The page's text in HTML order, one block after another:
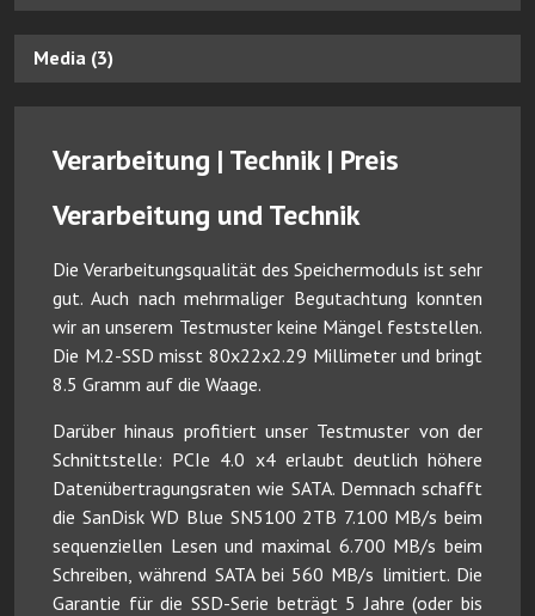
Media (3)
Verarbeitung | Technik | Preis
Verarbeitung und Technik
Die Verarbeitungsqualität des Speichermoduls ist sehr
gut. Auch nach mehrmaliger Begutachtung konnten
wir an unserem Testmuster keine Mängel feststellen.
Die M.2-SSD misst 80x22x2.29 Millimeter und bringt
8.5 Gramm auf die Waage.
Darüber hinaus profitiert unser Testmuster von der
Schnittstelle: PCIe 4.0 x4 erlaubt deutlich höhere
Datenübertragungsraten wie SATA. Demnach schafft
die SanDisk WD Blue SN5100 2TB 7.100 MB/s beim
sequenziellen Lesen und maximal 6.700 MB/s beim
Schreiben, während SATA bei 560 MB/s limitiert. Die
Garantie für die SSD-Serie beträgt 5 Jahre (oder bis